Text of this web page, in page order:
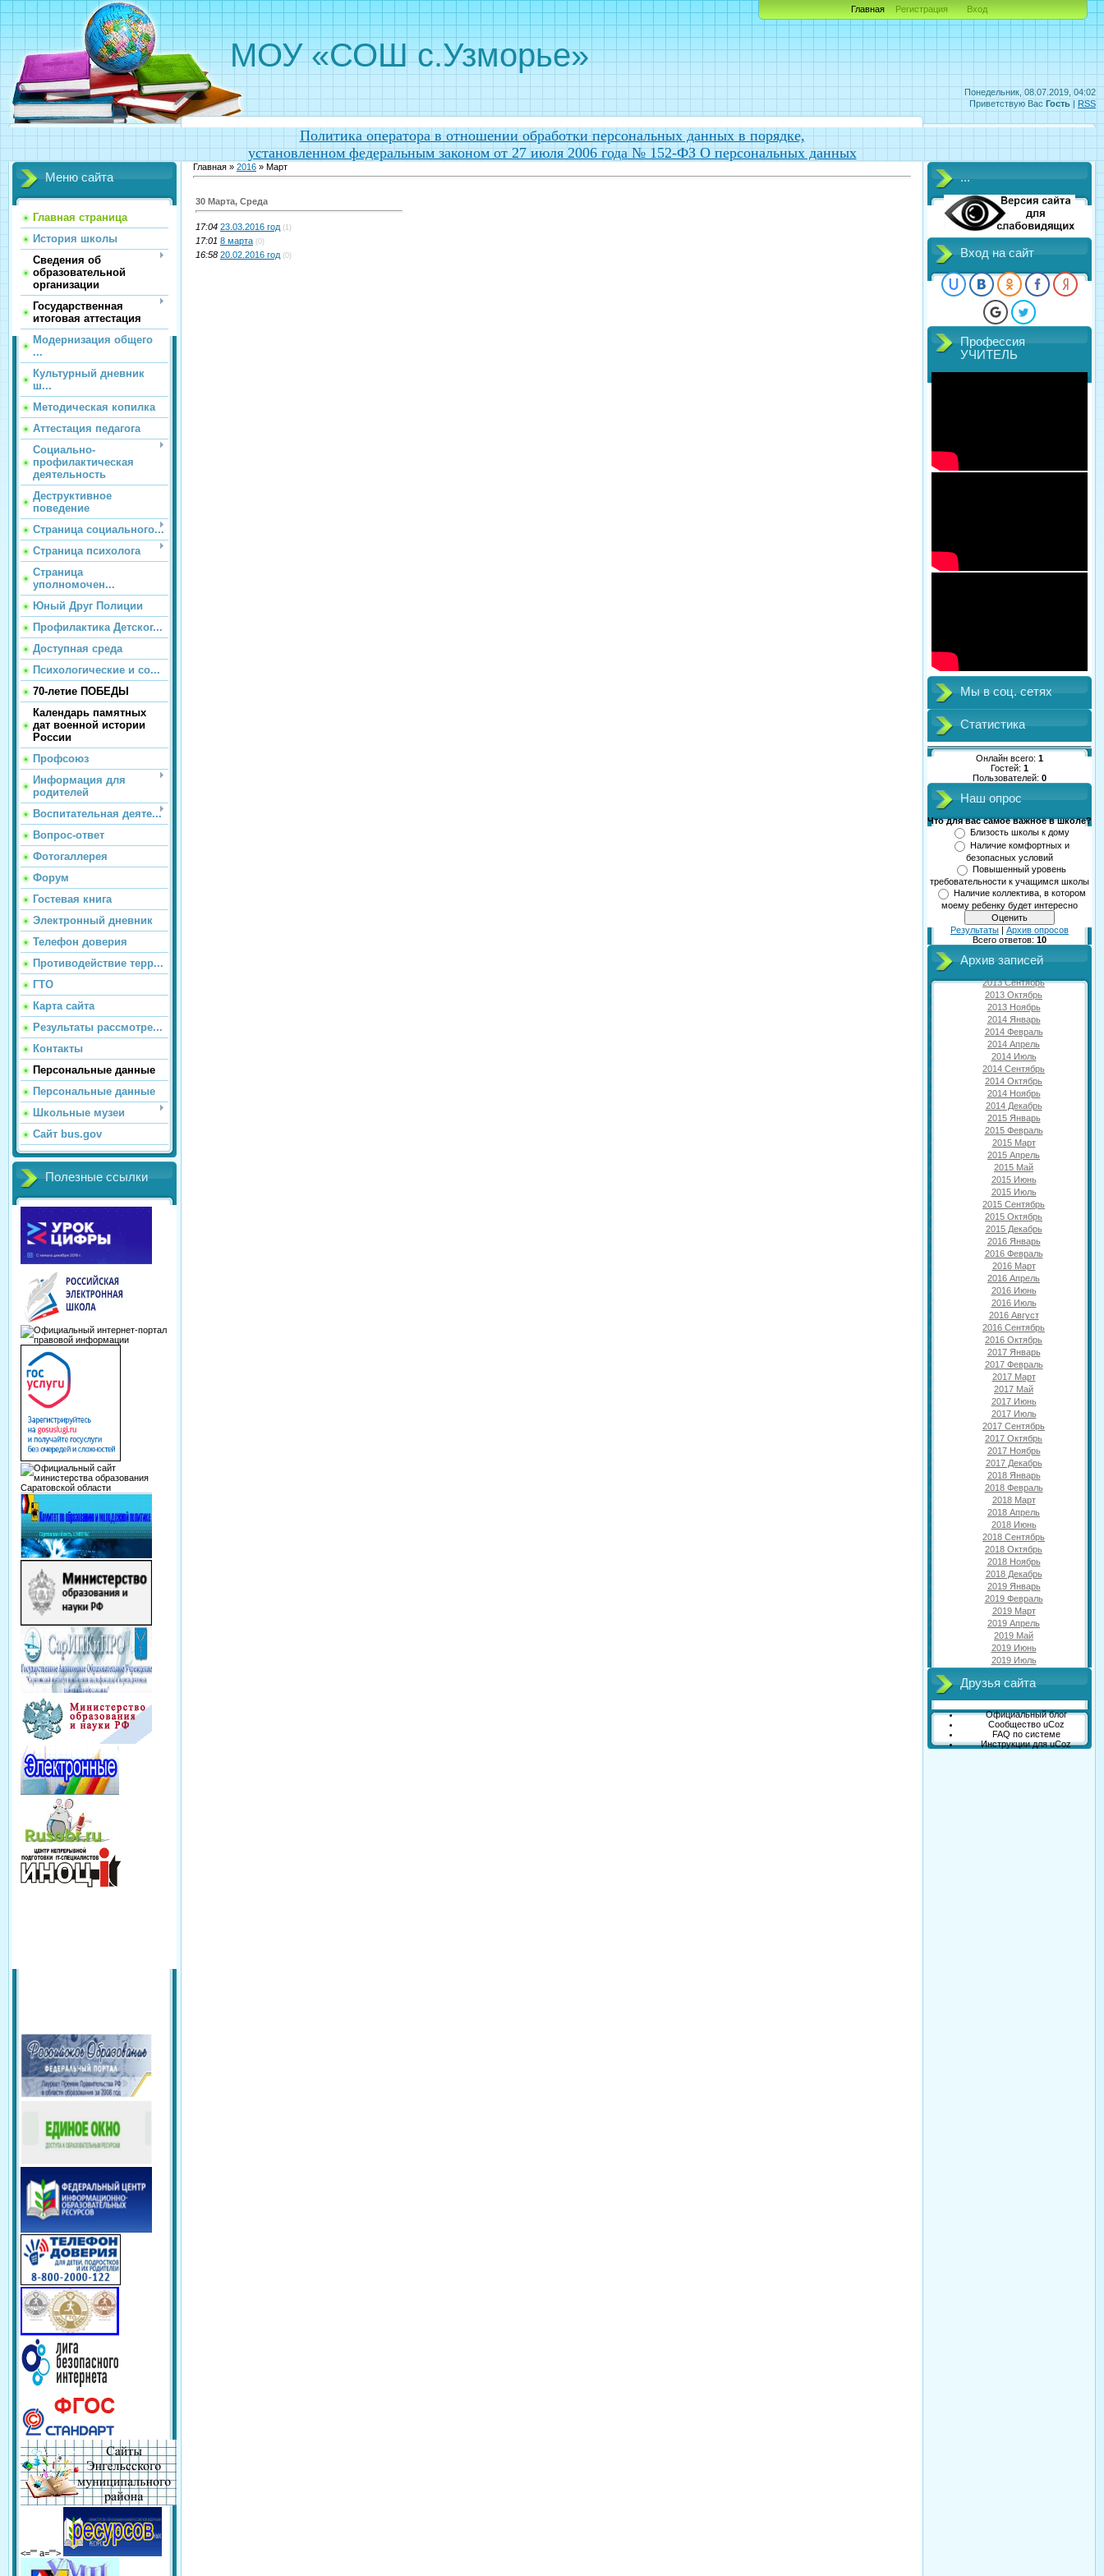
Понедельник, 08.07.2019, 04:02
Приветствую Вас Гость | RSS
МОУ «СОШ с.Узморье»
Главная Регистрация Вход
Политика оператора в отношении обработки персональных данных в порядке,
установленном федеральным законом от 27 июля 2006 года № 152-ФЗ О персональных данных
Меню сайта
Главная страница
История школы
Сведения об
образовательной
организации
Государственная
итоговая аттестация
Модернизация общего
...
Культурный дневник
ш...
Методическая копилка
Аттестация педагога
Социально-
профилактическая
деятельность
Деструктивное
поведение
Страница социального...
Страница психолога
Страница
уполномочен...
Юный Друг Полиции
Профилактика Детског...
Доступная среда
Психологические и со...
70-летие ПОБЕДЫ
Календарь памятных
дат военной истории
России
Профсоюз
Информация для
родителей
Воспитательная деяте...
Вопрос-ответ
Фотогаллерея
Форум
Гостевая книга
Электронный дневник
Телефон доверия
Противодействие терр...
ГТО
Карта сайта
Результаты рассмотре...
Контакты
Персональные данные
Персональные данные
Школьные музеи
Сайт bus.gov
Полезные ссылки
<="" a="">
Главная » 2016 » Март
30 Марта, Среда
17:04 23.03.2016 год (1)
17:01 8 марта (0)
16:58 20.02.2016 год (0)
...
Вход на сайт
Профессия
УЧИТЕЛЬ
Мы в соц. сетях
Статистика
Онлайн всего: 1
Гостей: 1
Пользователей: 0
Наш опрос
Что для вас самое важное в школе?
Близость школы к дому
Наличие комфортных и
безопасных условий
Повышенный уровень
требовательности к учащимся школы
Наличие коллектива, в котором
моему ребенку будет интересно
Результаты
Архив опросов
Всего ответов: 10
Архив записей
2013 Сентябрь
2013 Октябрь
2013 Ноябрь
2014 Январь
2014 Февраль
2014 Апрель
2014 Июль
2014 Сентябрь
2014 Октябрь
2014 Ноябрь
2014 Декабрь
2015 Январь
2015 Февраль
2015 Март
2015 Апрель
2015 Май
2015 Июнь
2015 Июль
2015 Сентябрь
2015 Октябрь
2015 Декабрь
2016 Январь
2016 Февраль
2016 Март
2016 Апрель
2016 Июнь
2016 Июль
2016 Август
2016 Сентябрь
2016 Октябрь
2017 Январь
2017 Февраль
2017 Март
2017 Май
2017 Июнь
2017 Июль
2017 Сентябрь
2017 Октябрь
2017 Ноябрь
2017 Декабрь
2018 Январь
2018 Февраль
2018 Март
2018 Апрель
2018 Июнь
2018 Сентябрь
2018 Октябрь
2018 Ноябрь
2018 Декабрь
2019 Январь
2019 Февраль
2019 Март
2019 Апрель
2019 Май
2019 Июнь
2019 Июль
Друзья сайта
Официальный блог
Сообщество uCoz
FAQ по системе
Инструкции для uCoz